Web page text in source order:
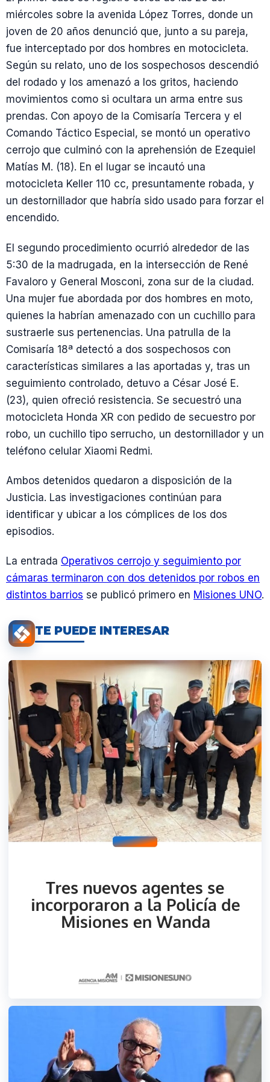
miércoles sobre la avenida López Torres, donde un
joven de 20 años denunció que, junto a su pareja,
fue interceptado por dos hombres en motocicleta.
Según su relato, uno de los sospechosos descendió
del rodado y los amenazó a los gritos, haciendo
movimientos como si ocultara un arma entre sus
prendas. Con apoyo de la Comisaría Tercera y el
Comando Táctico Especial, se montó un operativo
cerrojo que culminó con la aprehensión de Ezequiel
Matías M. (18). En el lugar se incautó una
motocicleta Keller 110 cc, presuntamente robada, y
un destornillador que habría sido usado para forzar el
encendido.
El segundo procedimiento ocurrió alrededor de las
5:30 de la madrugada, en la intersección de René
Favaloro y General Mosconi, zona sur de la ciudad.
Una mujer fue abordada por dos hombres en moto,
quienes la habrían amenazado con un cuchillo para
sustraerle sus pertenencias. Una patrulla de la
Comisaría 18ª detectó a dos sospechosos con
características similares a las aportadas y, tras un
seguimiento controlado, detuvo a César José E.
(23), quien ofreció resistencia. Se secuestró una
motocicleta Honda XR con pedido de secuestro por
robo, un cuchillo tipo serrucho, un destornillador y un
teléfono celular Xiaomi Redmi.
Ambos detenidos quedaron a disposición de la
Justicia. Las investigaciones continúan para
identificar y ubicar a los cómplices de los dos
episodios.
La entrada Operativos cerrojo y seguimiento por
cámaras terminaron con dos detenidos por robos en
distintos barrios se publicó primero en Misiones UNO.
TE PUEDE INTERESAR